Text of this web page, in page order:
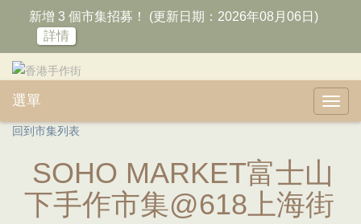
新增 3 個市集招募！ (更新日期：2026年08月06日)
詳情
選單
回到市集列表
SOHO MARKET富士山
下手作市集@618上海街